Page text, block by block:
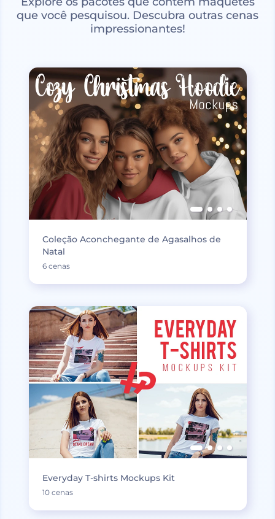
que você pesquisou. Descubra outras cenas
impressionantes!
Coleção Aconchegante de Agasalhos de
Natal
6 cenas
Everyday T-shirts Mockups Kit
10 cenas